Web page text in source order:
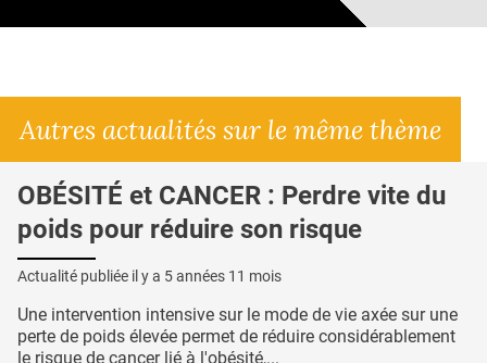
Autres actualités sur le même thème
OBÉSITÉ et CANCER : Perdre vite du
poids pour réduire son risque
Actualité publiée il y a 5 années 11 mois
Une intervention intensive sur le mode de vie axée sur une
perte de poids élevée permet de réduire considérablement
le risque de cancer lié à l'obésité,...